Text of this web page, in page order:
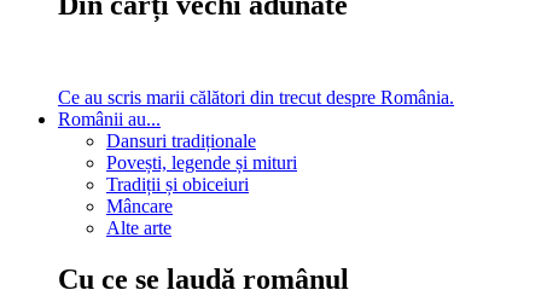
Ce au scris marii călători din trecut despre România.
Românii au...
Dansuri tradiționale
Povești, legende și mituri
Tradiții și obiceiuri
Mâncare
Alte arte
Cu ce se laudă românul